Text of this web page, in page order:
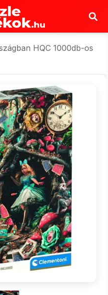
HQC 1000db-os